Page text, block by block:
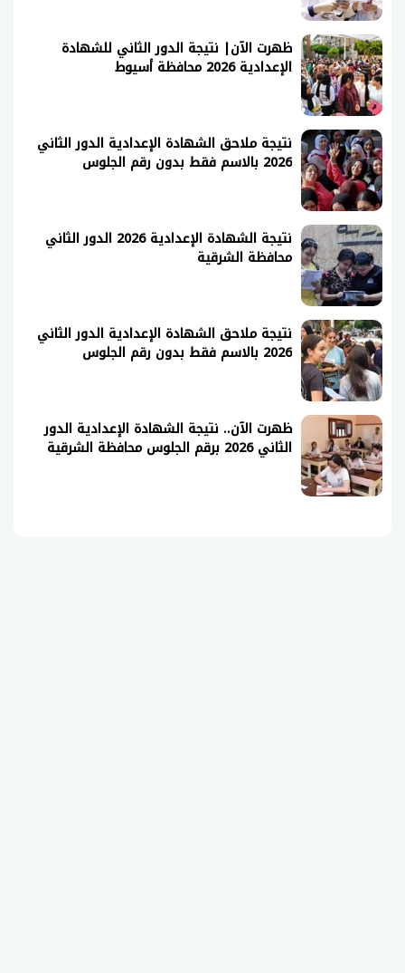
ظهرت الآن| نتيجة الدور الثاني للشهادة
الإعدادية 2026 محافظة أسيوط
نتيجة ملاحق الشهادة الإعدادية الدور الثاني
2026 بالاسم فقط بدون رقم الجلوس
نتيجة الشهادة الإعدادية 2026 الدور الثاني
محافظة الشرقية
نتيجة ملاحق الشهادة الإعدادية الدور الثاني
2026 بالاسم فقط بدون رقم الجلوس
ظهرت الآن.. نتيجة الشهادة الإعدادية الدور
الثاني 2026 برقم الجلوس محافظة الشرقية